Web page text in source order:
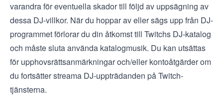
varandra för eventuella skador till följd av uppsägning av
dessa DJ-villkor. När du hoppar av eller sägs upp från DJ-
programmet förlorar du din åtkomst till Twitchs DJ-katalog
och måste sluta använda katalogmusik. Du kan utsättas
för upphovsrättsanmärkningar och/eller kontoåtgärder om
du fortsätter streama DJ-uppträdanden på Twitch-
tjänsterna.